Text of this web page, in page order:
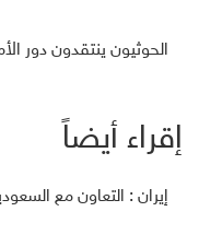
الحوثيون ينتقدون دور
إقراء أيضاً
إيران : التعاون مع